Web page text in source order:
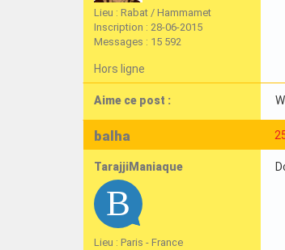
Lieu : Rabat / Hammamet
Inscription : 28-06-2015
Messages : 15 592
Hors ligne
Aime ce post :
balha
TarajjiManiaque
Lieu : Paris - France